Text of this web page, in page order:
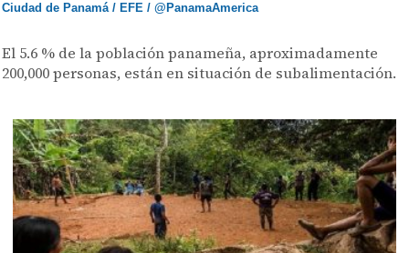
Ciudad de Panamá / EFE / @PanamaAmerica
El 5.6 % de la población panameña, aproximadamente
200,000 personas, están en situación de subalimentación.